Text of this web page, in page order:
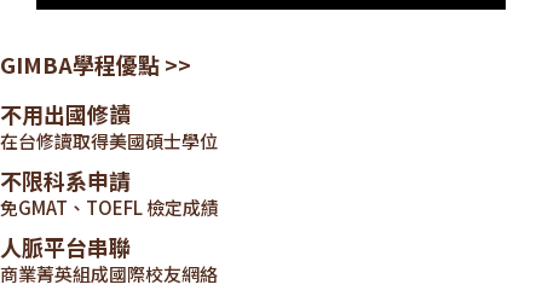
GIMBA學程優點 >>
不用出國修讀
在台修讀取得美國碩士學位
不限科系申請
免GMAT、TOEFL 檢定成績
人脈平台串聯
商業菁英組成國際校友網絡